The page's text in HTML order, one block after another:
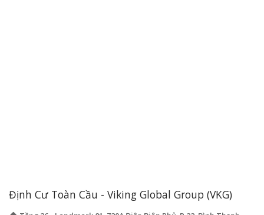
Định Cư Toàn Cầu - Viking Global Group (VKG)